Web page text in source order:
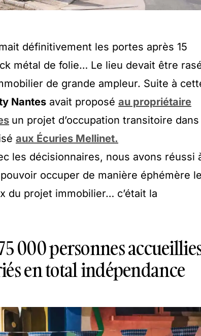
définitivement les portes après 15
métal de folie… Le lieu devait être
de grande ampleur. Suite à
Nantes avait proposé au propriétaire
un projet d’occupation transitoire dans
aux Écuries Mellinet.
les décisionnaires, nous avons réussi
occuper de manière éphémère le
du projet immobilier… c’était la
000 personnes
en total indépendance